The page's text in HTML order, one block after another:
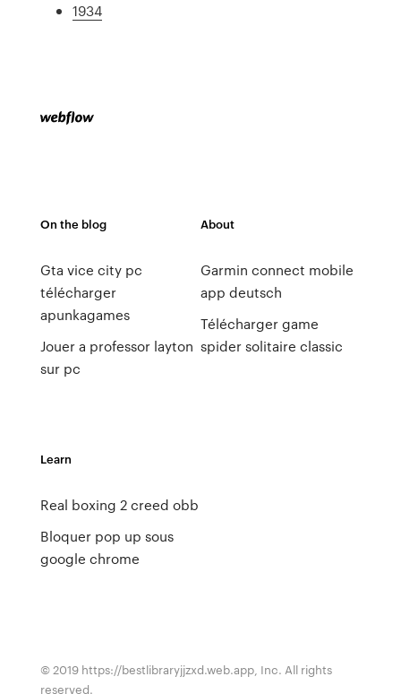
1934
On the blog
Gta vice city pc
télécharger
apunkagames
Jouer a professor layton
sur pc
About
Garmin connect mobile
app deutsch
Télécharger game
spider solitaire classic
Learn
Real boxing 2 creed obb
Bloquer pop up sous
google chrome
© 2019 https://bestlibraryjjzxd.web.app, Inc. All rights
reserved.